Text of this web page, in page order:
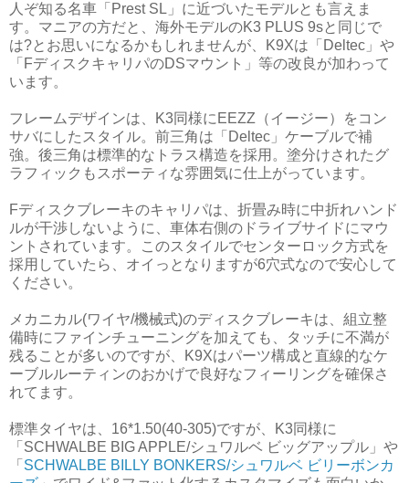
人ぞ知る名車「Prest SL」に近づいたモデルとも言えま
す。マニアの方だと、海外モデルのK3 PLUS 9sと同じで
は?とお思いになるかもしれませんが、K9Xは「Deltec」や
「FディスクキャリパのDSマウント」等の改良が加わって
います。
フレームデザインは、K3同様にEEZZ（イージー）をコン
サバにしたスタイル。前三角は「Deltec」ケーブルで補
強。後三角は標準的なトラス構造を採用。塗分けされたグ
ラフィックもスポーティな雰囲気に仕上がっています。
Fディスクブレーキのキャリパは、折畳み時に中折れハンド
ルが干渉しないように、車体右側のドライブサイドにマウ
ントされています。このスタイルでセンターロック方式を
採用していたら、オイっとなりますが6穴式なので安心して
ください。
メカニカル(ワイヤ/機械式)のディスクブレーキは、組立整
備時にファインチューニングを加えても、タッチに不満が
残ることが多いのですが、K9Xはパーツ構成と直線的なケ
ーブルルーティンのおかげで良好なフィーリングを確保さ
れてます。
標準タイヤは、16*1.50(40-305)ですが、K3同様に
「SCHWALBE BIG APPLE/シュワルベ ビッグアップル」や
「 SCHWALBE BILLY BONKERS/シュワルベ ビリーボンカ